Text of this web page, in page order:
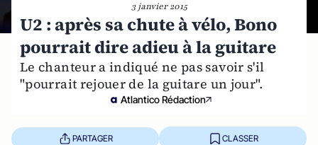
3 janvier 2015
U2 : après sa chute à vélo, Bono
pourrait dire adieu à la guitare
Le chanteur a indiqué ne pas savoir s'il
"pourrait rejouer de la guitare un jour".
Atlantico Rédaction
PARTAGER CLASSER